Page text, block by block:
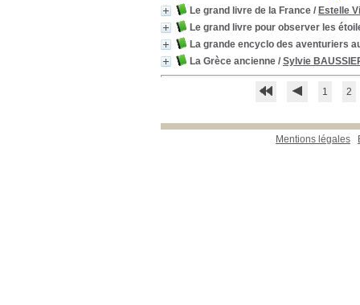
Le grand livre de la France / Estelle
Le grand livre pour observer les
La grande encyclo des aventuriers
La Grèce ancienne / Sylvie
1 2
Mentions légales